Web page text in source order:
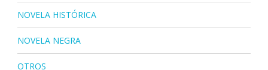
NOVELA HISTÓRICA
NOVELA NEGRA
OTROS